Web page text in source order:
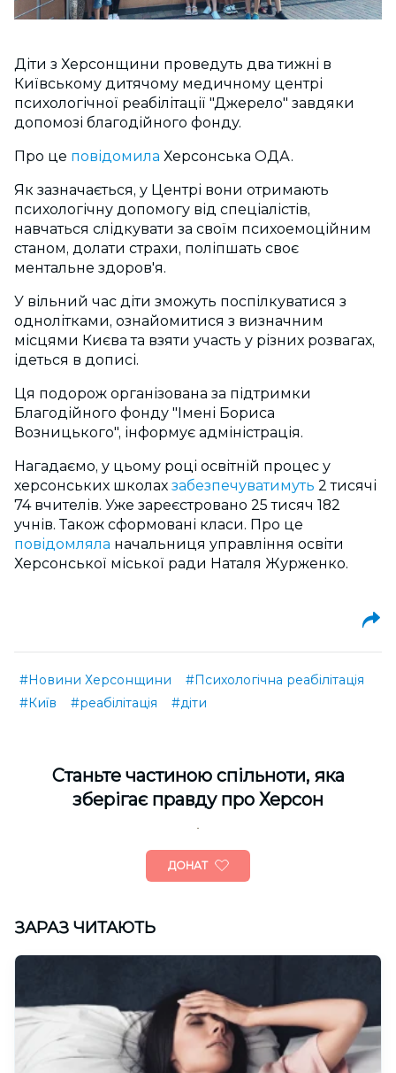
Діти з Херсонщини проведуть два тижні в
Київському дитячому медичному центрі
психологічної реабілітації "Джерело" завдяки
допомозі благодійного фонду.
Про це повідомила Херсонська ОДА.
Як зазначається, у Центрі вони отримають
психологічну допомогу від спеціалістів,
навчаться слідкувати за своїм психоемоційним
станом, долати страхи, поліпшать своє
ментальне здоров'я.
У вільний час діти зможуть поспілкуватися з
однолітками, ознайомитися з визначним
місцями Києва та взяти участь у різних розвагах,
ідеться в дописі.
Ця подорож організована за підтримки
Благодійного фонду "Імені Бориса
Возницького", інформує адміністрація.
Нагадаємо, у цьому році освітній процес у
херсонських школах забезпечуватимуть 2 тисячі
74 вчителів. Уже зареєстровано 25 тисяч 182
учнів. Також сформовані класи. Про це
повідомляла начальниця управління освіти
Херсонської міської ради Наталя Журженко.
#Новини Херсонщини
#Психологічна реабілітація
#Київ
#реабілітація #діти
Cтаньте частиною спільноти, яка
зберігає правду про Херсон
ДОНАТ
ЗАРАЗ ЧИТАЮТЬ